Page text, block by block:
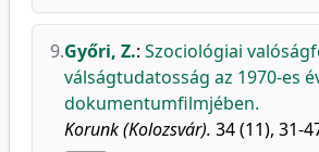
9.Győri, Z.: Szociológiai
válságtudatosság az 1970-es
dokumentumfilmjében.
Korunk (Kolozsvár). 34 (11), 31-